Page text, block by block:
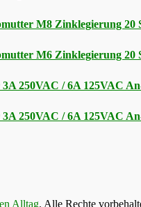
M8 Zinklegierung 20
M6 Zinklegierung 20
250VAC / 6A 125VAC
250VAC / 6A 125VAC
Alltag. Alle Rechte